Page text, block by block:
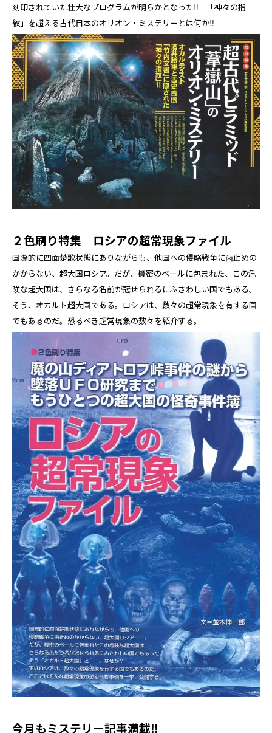
刻印されていた壮大なプログラムが明らかとなった‼ 「神々の指
紋」を超える古代日本のオリオン・ミステリーとは何か‼
２色刷り特集 ロシアの超常現象ファイル
国際的に四面楚歌状態にありながらも、他国への侵略戦争に歯止めの
かからない、超大国ロシア。だが、機密のベールに包まれた、この危
険な超大国は、さらなる名前が冠せられるにふさわしい国でもある。
そう、オカルト超大国である。ロシアは、数々の超常現象を有する国
でもあるのだ。恐るべき超常現象の数々を紹介する。
今月もミステリー記事満載‼